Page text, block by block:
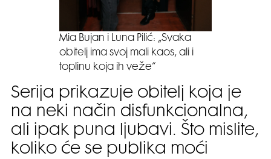
Mia Bujan i Luna Pilić: „Svaka
obitelj ima svoj mali kaos, ali i
toplinu koja ih veže“
Serija prikazuje obitelj koja je
na neki način disfunkcionalna,
ali ipak puna ljubavi. Što mislite,
koliko će se publika moći